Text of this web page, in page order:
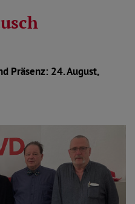
Präsenz: 24. August,